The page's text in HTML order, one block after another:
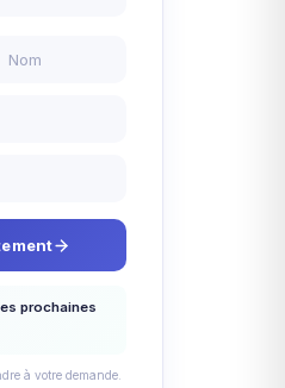
prochaines
à votre demande.